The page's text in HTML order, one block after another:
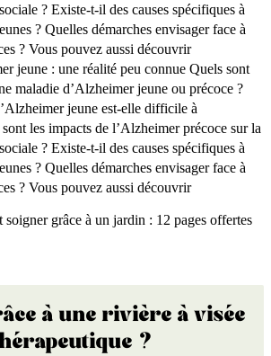
? Existe-t-il des causes spécifiques à
? Quelles démarches envisager face à
? Vous pouvez aussi découvrir
jeune : une réalité peu connue Quels sont
maladie d’Alzheimer jeune ou précoce ?
jeune est-elle difficile à
les impacts de l’Alzheimer précoce sur la
? Existe-t-il des causes spécifiques à
? Quelles démarches envisager face à
? Vous pouvez aussi découvrir
grâce à un jardin : 12 pages offertes
à une rivière à visée
?